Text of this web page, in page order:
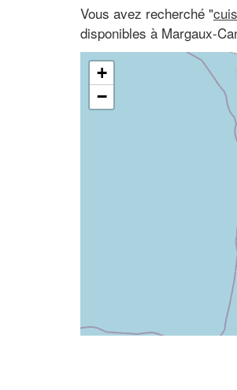
Vous avez recherché "
disponibles à Margaux-
+
−